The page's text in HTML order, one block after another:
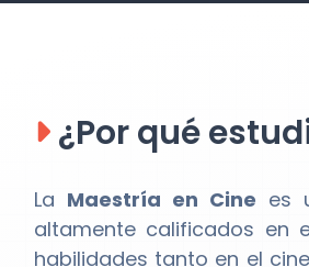
¿Por qué
La Maestría en Cine es
altamente calificados en
habilidades tanto en el